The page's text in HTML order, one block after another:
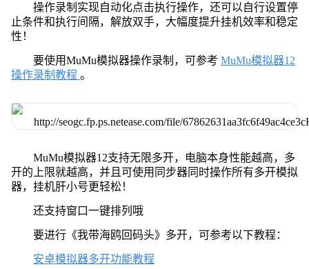
操作录制实现自动化点击执行操作，还可以自行设置停
止条件和执行间隔，解放双手，大幅度提升挂机效率和稳定
性！
要使用MuMu模拟器操作录制，可参考 MuMu模拟器12
操作录制教程 。
MuMu模拟器12支持无限多开，电脑本身性能越高，多
开的上限就越高，并且可使用同步器同时操作所有多开模拟
器，挂机肝小号更轻松！
还支持窗口一键排列哦
要进行《我带海鸥回码头》多开，可参考以下教程：
安卓模拟器多开功能教程